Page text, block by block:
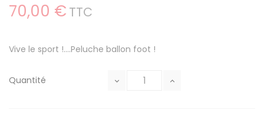
70,00 € TTC
Vive le sport !....Peluche ballon foot !
Quantité